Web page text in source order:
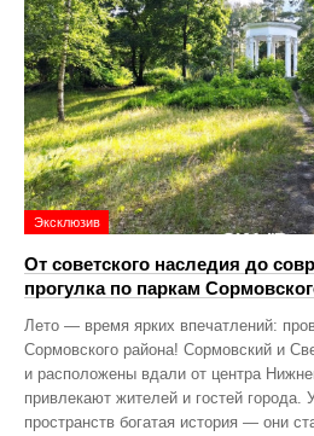
Эксклюзив
От советского наследия до
прогулка по паркам
Лето — время ярких впечатлений:
Сормовского района! Сормовский и
и расположены вдали от центра
привлекают жителей и гостей города.
пространств богатая история — они